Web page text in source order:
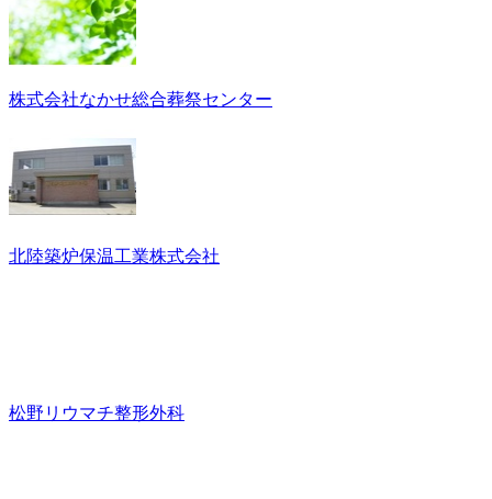
株式会社なかせ総合葬祭センター
北陸築炉保温工業株式会社
松野リウマチ整形外科